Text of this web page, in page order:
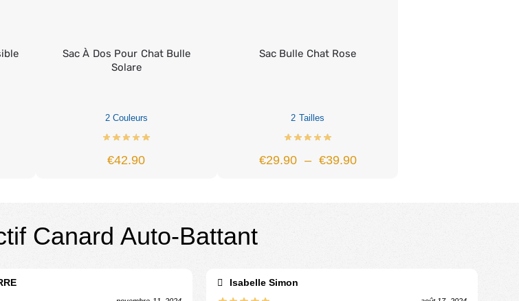
Sac À Dos Pour Chat Bulle
Solare
2 Couleurs
€42.90
Sac Bulle Chat Rose
2 Tailles
€29.90 – €39.90
Canard Auto-Battant
Isabelle Simon